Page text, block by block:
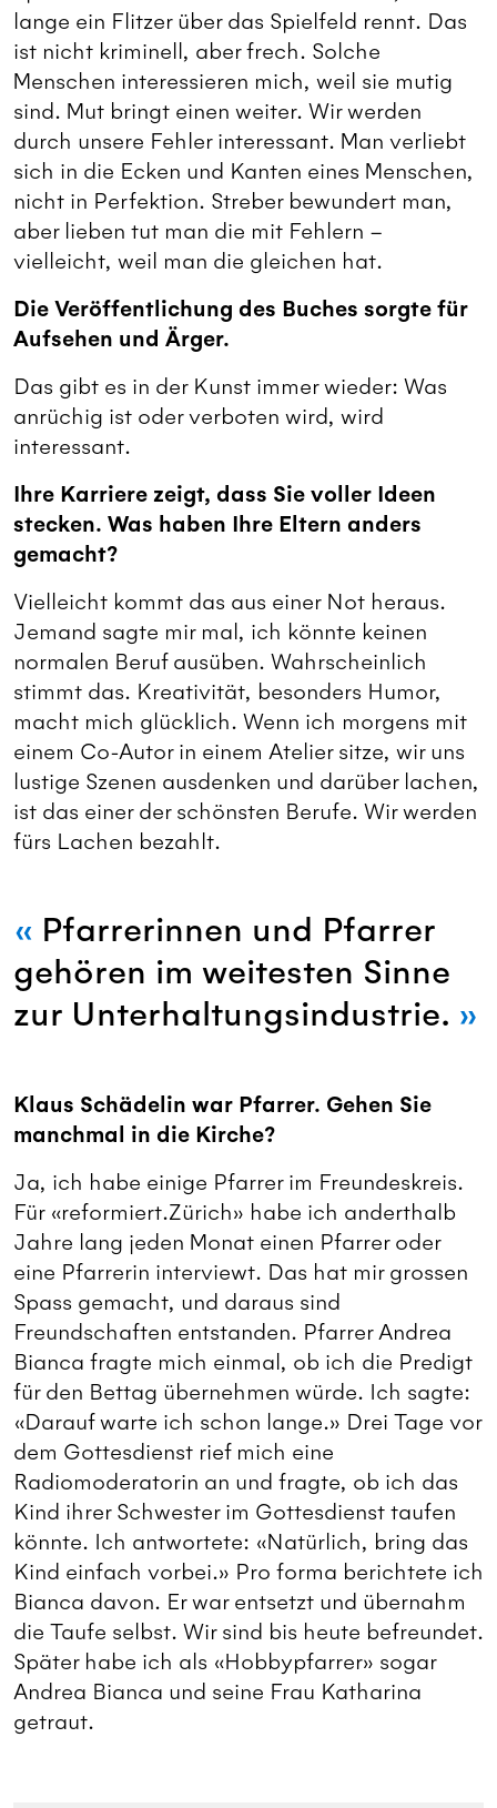
lange ein Flitzer über das Spielfeld rennt. Das
ist nicht kriminell, aber frech. Solche
Menschen interessieren mich, weil sie mutig
sind. Mut bringt einen weiter. Wir werden
durch unsere Fehler interessant. Man verliebt
sich in die Ecken und Kanten eines Menschen,
nicht in Perfektion. Streber bewundert man,
aber lieben tut man die mit Fehlern –
vielleicht, weil man die gleichen hat.
Die Veröffentlichung des Buches sorgte für
Aufsehen und Ärger.
Das gibt es in der Kunst immer wieder: Was
anrüchig ist oder verboten wird, wird
interessant.
Ihre Karriere zeigt, dass Sie voller Ideen
stecken. Was haben Ihre Eltern anders
gemacht?
Vielleicht kommt das aus einer Not heraus.
Jemand sagte mir mal, ich könnte keinen
normalen Beruf ausüben. Wahrscheinlich
stimmt das. Kreativität, besonders Humor,
macht mich glücklich. Wenn ich morgens mit
einem Co-Autor in einem Atelier sitze, wir uns
lustige Szenen ausdenken und darüber lachen,
ist das einer der schönsten Berufe. Wir werden
fürs Lachen bezahlt.
Pfarrerinnen und Pfarrer
gehören im weitesten Sinne
zur Unterhaltungsindustrie.
Klaus Schädelin war Pfarrer. Gehen Sie
manchmal in die Kirche?
Ja, ich habe einige Pfarrer im Freundeskreis.
Für «reformiert.Zürich» habe ich anderthalb
Jahre lang jeden Monat einen Pfarrer oder
eine Pfarrerin interviewt. Das hat mir grossen
Spass gemacht, und daraus sind
Freundschaften entstanden. Pfarrer Andrea
Bianca fragte mich einmal, ob ich die Predigt
für den Bettag übernehmen würde. Ich sagte:
«Darauf warte ich schon lange.» Drei Tage vor
dem Gottesdienst rief mich eine
Radiomoderatorin an und fragte, ob ich das
Kind ihrer Schwester im Gottesdienst taufen
könnte. Ich antwortete: «Natürlich, bring das
Kind einfach vorbei.» Pro forma berichtete ich
Bianca davon. Er war entsetzt und übernahm
die Taufe selbst. Wir sind bis heute befreundet.
Später habe ich als «Hobbypfarrer» sogar
Andrea Bianca und seine Frau Katharina
getraut.